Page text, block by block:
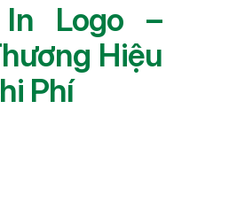
Logo –
Hiệu
Phí